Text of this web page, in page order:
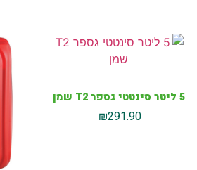
5 ליטר סינטטי גספר T2 שמן
₪291.90